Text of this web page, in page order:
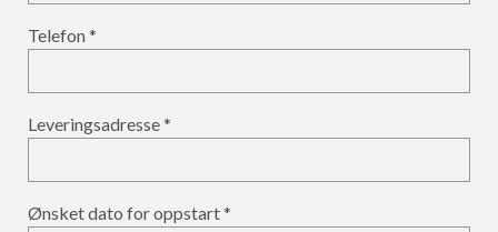
Telefon
Leveringsadresse
Ønsket dato for oppstart